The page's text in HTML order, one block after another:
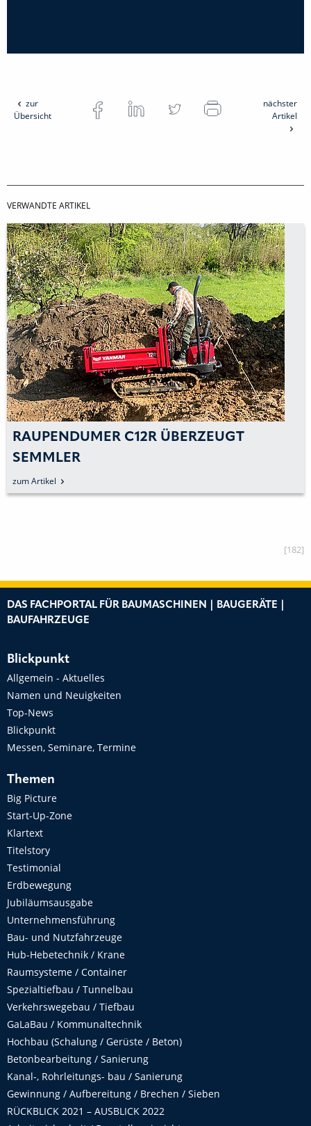
zur
Übersicht
nächster
Artikel
VERWANDTE ARTIKEL
RAUPENDUMER C12R ÜBERZEUGT
SEMMLER
zum Artikel
[182]
DAS FACHPORTAL FÜR BAUMASCHINEN | BAUGERÄTE |
BAUFAHRZEUGE
Blickpunkt
Allgemein - Aktuelles
Namen und Neuigkeiten
Top-News
Blickpunkt
Messen, Seminare, Termine
Themen
Big Picture
Start-Up-Zone
Klartext
Titelstory
Testimonial
Erdbewegung
Jubiläumsausgabe
Unternehmensführung
Bau- und Nutzfahrzeuge
Hub-Hebetechnik / Krane
Raumsysteme / Container
Spezialtiefbau / Tunnelbau
Verkehrswegebau / Tiefbau
GaLaBau / Kommunaltechnik
Hochbau (Schalung / Gerüste / Beton)
Betonbearbeitung / Sanierung
Kanal-, Rohrleitungs- bau / Sanierung
Gewinnung / Aufbereitung / Brechen / Sieben
RÜCKBLICK 2021 – AUSBLICK 2022